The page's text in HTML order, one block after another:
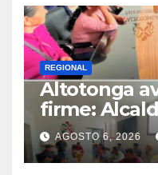
REGIONAL
Altotonga
firme:
Becerra
diálogo con
AGOSTO 6, 2026